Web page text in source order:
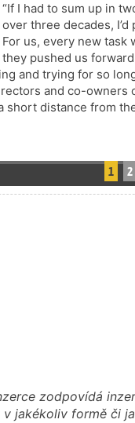
“If I had to sum up in
over three decades,
For us, every new task
they pushed us
and trying for so
and co-owners
short distance from
1 2
zodpovídá
v jakékoliv formě či